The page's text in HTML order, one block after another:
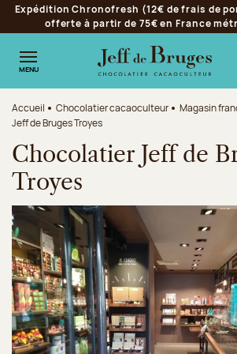
Aller à la navigation
Aller au contenu principal
Aller au pied de page
Expédition Chronofresh (12€ de frais de
offerte à partir de 75€ en France
MENU
Accueil Chocolatier cacaoculteur
Magasin
Jeff de Bruges Troyes
Chocolatier Jeff de
Troyes